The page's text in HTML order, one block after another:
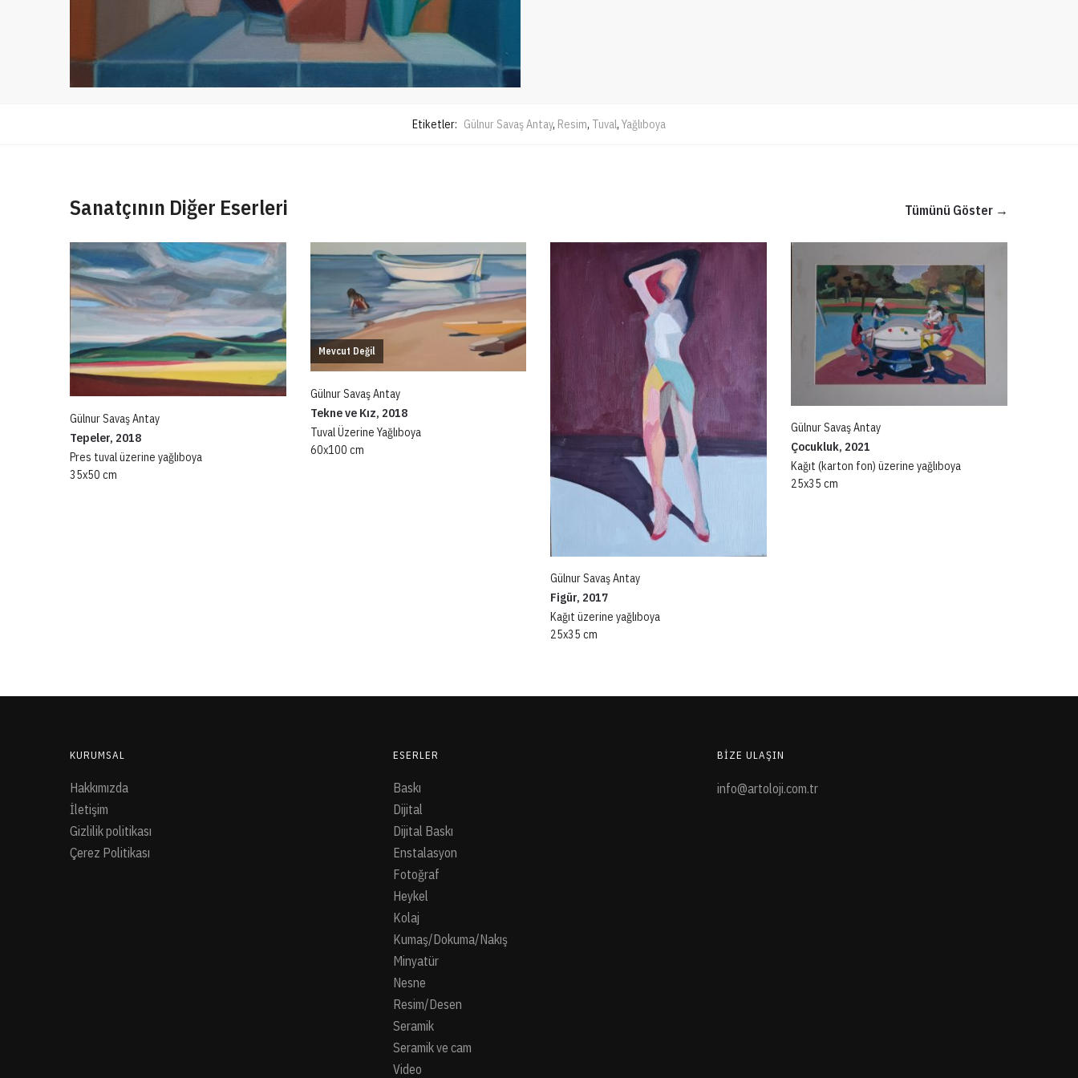
Etiketler: Gülnur Savaş Antay, Resim, Tuval, Yağlıboya
Sanatçının Diğer Eserleri
Gülnur Savaş Antay
Tepeler, 2018
Pres tuval üzerine yağlıboya
35x50 cm
Mevcut Değil
Gülnur Savaş Antay
Tekne ve Kız, 2018
Tuval Üzerine Yağlıboya
60x100 cm
Gülnur Savaş Antay
Figür, 2017
Kağıt üzerine yağlıboya
25x35 cm
Gülnur Savaş Antay
Çocukluk, 2021
Kağıt (karton fon) üzerine yağlıboya
25x35 cm
Tümünü Göster →
KURUMSAL
Hakkımızda
İletişim
Gizlilik politikası
Çerez Politikası
ESERLER
Baskı
Dijital
Dijital Baskı
Enstalasyon
Fotoğraf
Heykel
Kolaj
Kumaş/Dokuma/Nakış
Minyatür
Nesne
Resim/Desen
Seramik
Seramik ve cam
Video
BIZE ULAŞIN
info@artoloji.com.tr